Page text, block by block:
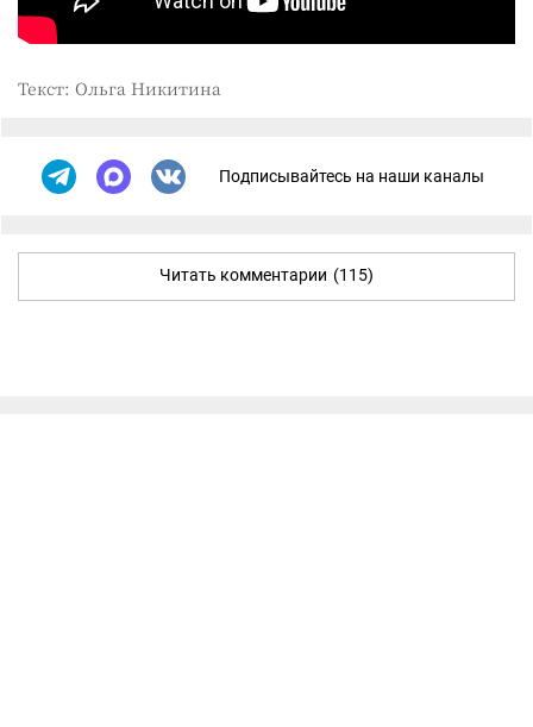
Текст: Ольга Никитина
Подписывайтесь на наши каналы
Читать комментарии (115)